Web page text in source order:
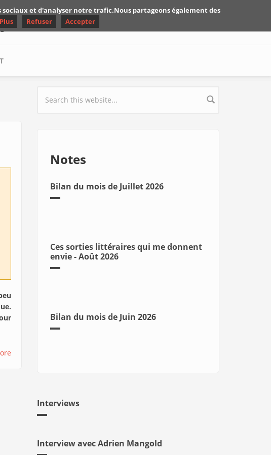
Search form
Notes
Bilan du mois de Juillet 2026
Ces sorties littéraires qui me donnent
envie - Août 2026
Bilan du mois de Juin 2026
Interviews
Interview avec Adrien Mangold
et d'analyser notre trafic.Nous partageons également des
Refuser Accepter